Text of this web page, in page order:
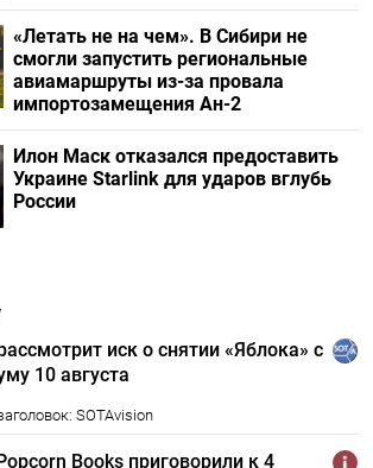
«Летать не на чем». В Сибири не
смогли запустить региональные
авиамаршруты из-за провала
импортозамещения Ан-2
Илон Маск отказался предоставить
Украине Starlink для ударов вглубь
России